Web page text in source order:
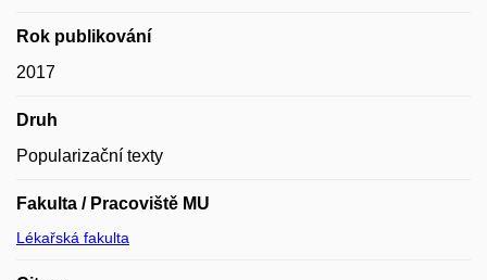
Rok publikování
2017
Druh
Popularizační texty
Fakulta / Pracoviště MU
Lékařská fakulta